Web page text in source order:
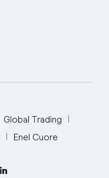
Global Trading
Enel Cuore